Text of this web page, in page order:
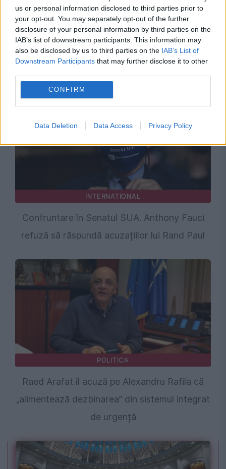
us or personal information disclosed to third parties prior to
your opt-out. You may separately opt-out of the further
disclosure of your personal information by third parties on the
IAB’s list of downstream participants. This information may
also be disclosed by us to third parties on the IAB’s List of
Downstream Participants that may further disclose it to other
CONFIRM
Data Deletion Data Access Privacy Policy
Recomandările noastre
INTERNATIONAL
Confruntare în Senatul SUA. Anthony Fauci
refuză să răspundă acuzațiilor lui Rand Paul
POLITICA
Raed Arafat îl acuză pe Alexandru Rafila că
„alimentează dezbinarea” din sistemul integrat
de urgență